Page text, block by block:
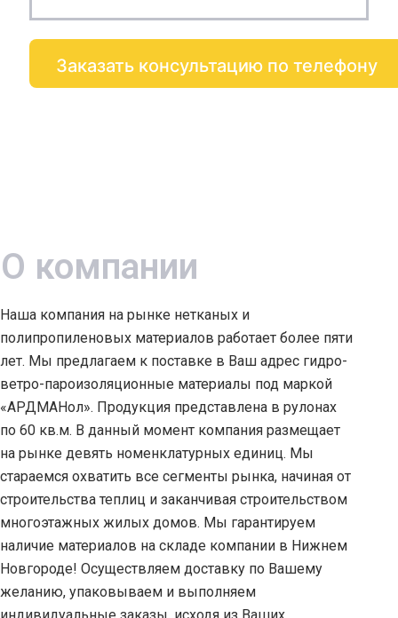
О компании
Наша компания на рынке нетканых и
полипропиленовых материалов работает более пяти
лет. Мы предлагаем к поставке в Ваш адрес гидро-
ветро-пароизоляционные материалы под маркой
«АРДМАНол». Продукция представлена в рулонах
по 60 кв.м. В данный момент компания размещает
на рынке девять номенклатурных единиц. Мы
стараемся охватить все сегменты рынка, начиная от
строительства теплиц и заканчивая строительством
многоэтажных жилых домов. Мы гарантируем
наличие материалов на складе компании в Нижнем
Новгороде! Осуществляем доставку по Вашему
желанию, упаковываем и выполняем
индивидуальные заказы, исходя из Ваших